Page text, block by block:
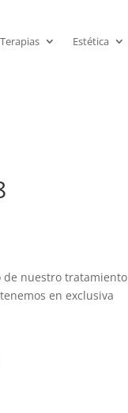
Estética
nuestro tratamiento
en exclusiva